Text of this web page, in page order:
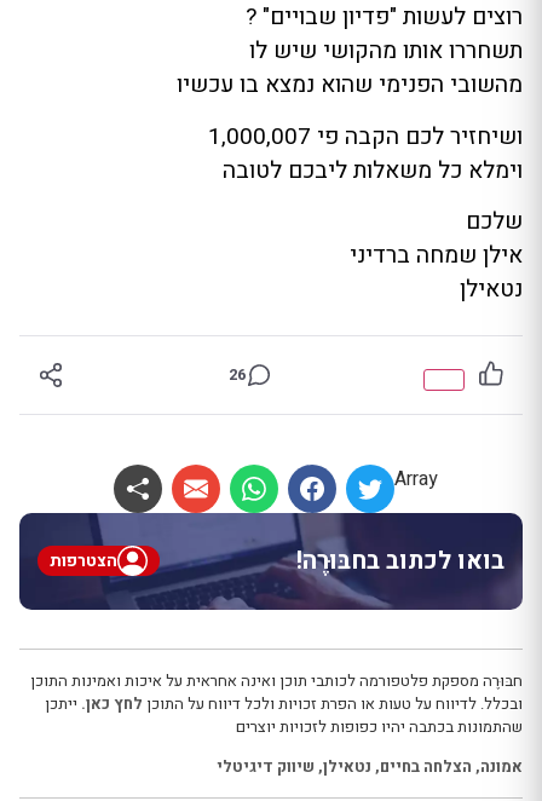
רוצים לעשות "פדיון שבויים" ?
תשחררו אותו מהקושי שיש לו
מהשובי הפנימי שהוא נמצא בו עכשיו
ושיחזיר לכם הקבה פי 1,000,007
וימלא כל משאלות ליבכם לטובה
שלכם
אילן שמחה ברדיני
נטאילן
26
Array
בואו לכתוב בחבּוּרֶה! הצטרפות
חבּוּרֶה מספקת פלטפורמה לכותבי תוכן ואינה אחראית על איכות ואמינות התוכן
ובכלל. לדיווח על טעות או הפרת זכויות ולכל דיווח על התוכן לחץ כאן. ייתכן
שהתמונות בכתבה יהיו כפופות לזכויות יוצרים
אמונה, הצלחה בחיים, נטאילן, שיווק דיגיטלי